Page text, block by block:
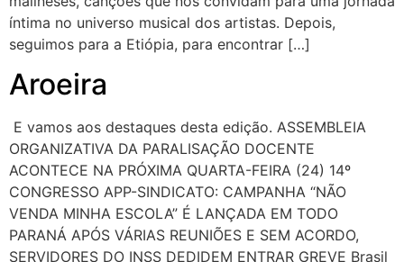
íntima no universo musical dos artistas. Depois,
seguimos para a Etiópia, para encontrar […]
Aroeira
E vamos aos destaques desta edição. ASSEMBLEIA
ORGANIZATIVA DA PARALISAÇÃO DOCENTE
ACONTECE NA PRÓXIMA QUARTA-FEIRA (24) 14º
CONGRESSO APP-SINDICATO: CAMPANHA “NÃO
VENDA MINHA ESCOLA” É LANÇADA EM TODO
PARANÁ APÓS VÁRIAS REUNIÕES E SEM ACORDO,
SERVIDORES DO INSS DEDIDEM ENTRAR GREVE Brasil